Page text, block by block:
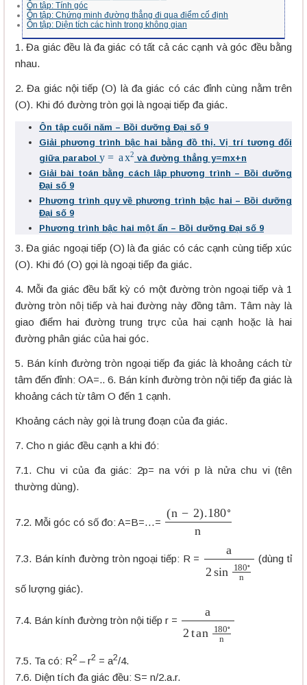
Ôn tập: Tính góc
Ôn tập: Chứng minh đường thẳng đi qua điểm cố định
Ôn tập: Diện tích các hình trong không gian
1. Đa giác đều là đa giác có tất cả các cạnh và góc đều bằng
nhau.
2. Đa giác nội tiếp (O) là đa giác có các đỉnh cùng nằm trên
(O). Khi đó đường tròn gọi là ngoại tiếp đa giác.
Ôn tập cuối năm – Bồi dưỡng Đại số 9
Giải phương trình bậc hai bằng đồ thị. Vị trí tương đối
giữa parabol
2
và đường thẳng y=mx+n
Giải bài toán bằng cách lập phương trình – Bồi dưỡng
Đại số 9
Phương trình quy về phương trình bậc hai – Bồi dưỡng
Đại số 9
Phương trình bậc hai một ẩn – Bồi dưỡng Đại số 9
3. Đa giác ngoại tiếp (O) là đa giác có các cạnh cùng tiếp xúc
(O). Khi đó (O) gọi là ngoại tiếp đa giác.
4. Mỗi đa giác đều bất kỳ có một đường tròn ngoại tiếp và 1
đường tròn nôị tiếp và hai đường này đồng tâm. Tâm này là
giao điểm hai đường trung trực của hai cạnh hoặc là hai
đường phân giác của hai góc.
5. Bán kính đường tròn ngoại tiếp đa giác là khoảng cách từ
tâm đến đỉnh: OA=.. 6. Bán kính đường tròn nội tiếp đa giác là
khoảng cách từ tâm O đến 1 cạnh.
Khoảng cách này gọi là trung đoạn của đa giác.
7. Cho n giác đều cạnh a khi đó:
7.1. Chu vi của đa giác: 2p= na với p là nửa chu vi (tên
thường dùng).
7.2. Mỗi góc có số đo: A=B=…= (n− 2 .180∘n
7.3. Bán kính đường tròn ngoại tiếp: R = sin ∘n
(dùng tỉ
số lượng giác).
7.4. Bán kính đường tròn nội tiếp r = tan
7.5. Ta có: R2 – r2 = a2/4.
7.6. Diện tích đa giác đều: S= n/2.a.r.